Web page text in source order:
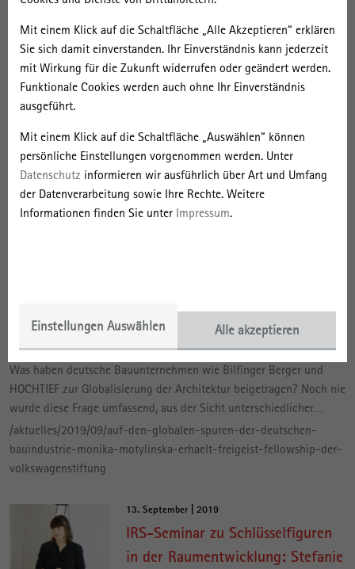
Mit einem Klick auf die Schaltfläche „Alle Akzeptieren“ erklären
Sie sich damit einverstanden. Ihr Einverständnis kann jederzeit
mit Wirkung für die Zukunft widerrufen oder geändert werden.
Funktionale Cookies werden auch ohne Ihr Einverständnis
ausgeführt.
Mit einem Klick auf die Schaltfläche „Auswählen“ können
persönliche Einstellungen vorgenommen werden. Unter
Datenschutz informieren wir ausführlich über Art und Umfang
der Datenverarbeitung sowie Ihre Rechte. Weitere
Informationen finden Sie unter Impressum.
Einstellungen Auswählen Alle akzeptieren
17. September | 2019
Auf den globalen Spuren der
deutschen Bauindustrie: Monika
Fellowship der VolkswagenStiftung
Was haben deutsche Bauunternehmen wie Bilfinger Berger und
HOCHTIEF zur Globalisierung der Architektur beigetragen? Noch nie
wurde diese Frage umfassend, aus der Sicht unterschiedlicher…
Motylinska erhält Freigeist-
Fellowship der VolkswagenStiftung
Was haben deutsche Bauunternehmen wie Bilfinger Berger und
HOCHTIEF zur Globalisierung der Architektur beigetragen? Noch nie
wurde diese Frage umfassend, aus der Sicht unterschiedlicher…
/aktuelles/2019/09/auf-den-globalen-spuren-der-deutschen-
bauindustrie-monika-motylinska-erhaelt-freigeist-fellowship-der-
volkswagenstiftung
13. September | 2019
IRS-Seminar zu Schlüsselfiguren
in der Raumentwicklung: Stefanie